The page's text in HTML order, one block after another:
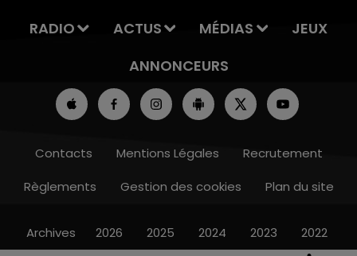
RADIO ACTUS MÉDIAS
JEUX
ANNONCEURS
Contacts Mentions Légales
Recrutement
Règlements
Gestion des cookies Plan du site
Archives 2026 2025 2024 2023 2022